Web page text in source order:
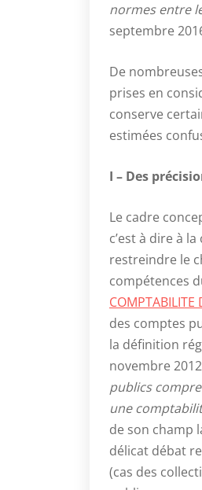
normes entre
septembre
De
prises en
conserve
estimées
I – Des
Le cadre
c’est à dire à
restreindre le
compétences
COMPTABILITE
des comptes
la définition
novembre
publics
une
de son champ
délicat débat
(cas des